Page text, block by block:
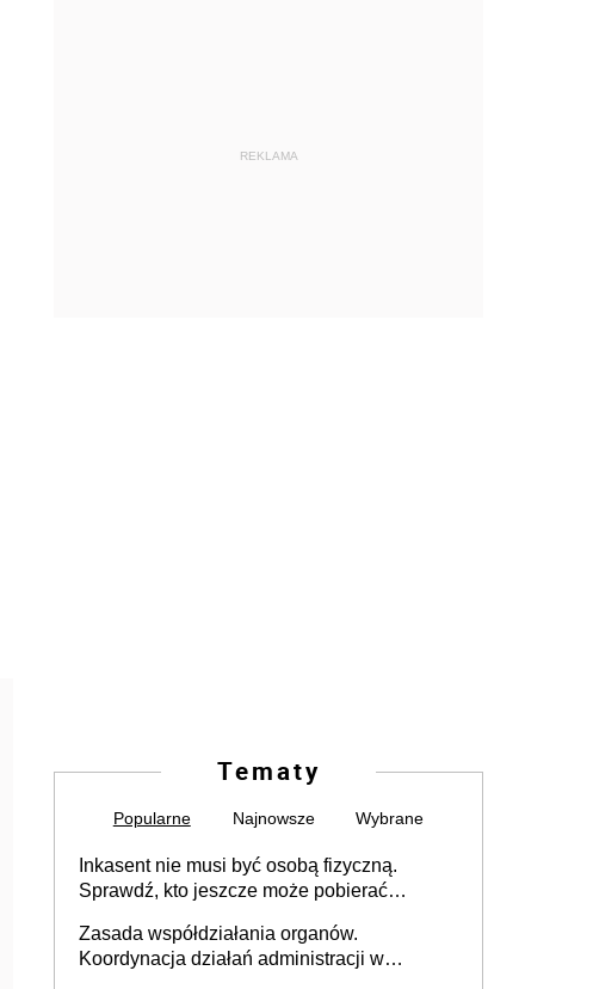
REKLAMA
Tematy
Popularne Najnowsze Wybrane
Inkasent nie musi być osobą fizyczną.
Sprawdź, kto jeszcze może pobierać
Zasada współdziałania organów.
Koordynacja działań administracji w